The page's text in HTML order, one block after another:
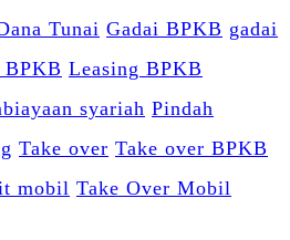
Tunai Gadai BPKB gadai
BPKB Leasing BPKB
syariah Pindah
Take over Take over BPKB
mobil Take Over Mobil